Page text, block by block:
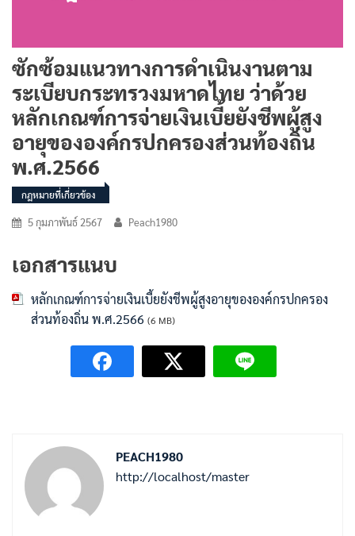
ซักซ้อมแนวทางการดำเนินงานตาม
ระเบียบกระทรวงมหาดไทย ว่าด้วย
หลักเกณฑ์การจ่ายเงินเบี้ยยังชีพผู้สูง
อายุขององค์กรปกครองส่วนท้องถิ่น
พ.ศ.2566
กฎหมายที่เกี่ยวข้อง
5 กุมภาพันธ์ 2567 Peach1980
เอกสารแนบ
หลักเกณฑ์การจ่ายเงินเบี้ยยังชีพผู้สูงอายุขององค์กรปกครอง
ส่วนท้องถิ่น พ.ศ.2566 (6 MB)
PEACH1980
http://localhost/master